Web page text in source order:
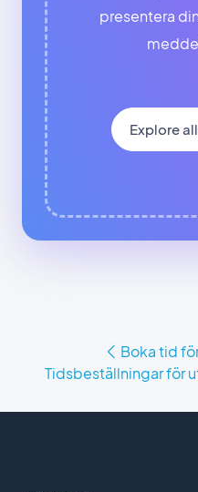
presentera
Explore
Boka tid
Tidsbeställningar för